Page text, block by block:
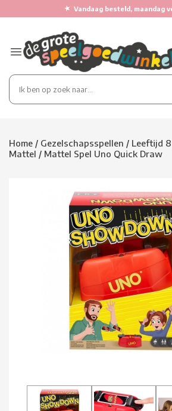
★ Vandaag besteld, maandag
Home / Gezelschapsspellen / Leeftijd
Mattel / Mattel Spel Uno Quick Draw